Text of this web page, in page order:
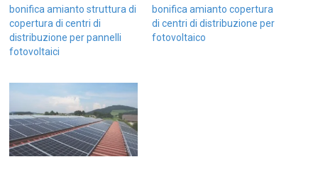
bonifica amianto struttura di
copertura di centri di
distribuzione per pannelli
fotovoltaici
bonifica amianto copertura
di centri di distribuzione per
fotovoltaico